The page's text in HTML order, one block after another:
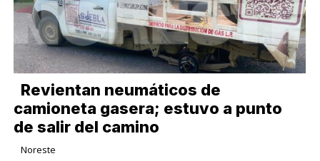
Revientan neumáticos de
camioneta gasera; estuvo a punto
de salir del camino
Noreste